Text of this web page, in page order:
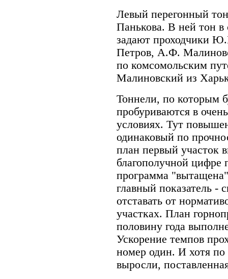
Левый перегонный
Панькова. В ней тон в
задают проходчики
Петров, А.Ф.
по комсомольским
Малиновский из
Тоннели, по которым
пробуриваются в
условиях. Тут
одинаковый по
план первый участок
благополучной цифре
программа
главный показатель -
отставать от
участках. План
половину года
Ускорение темпов
номер один. И хотя
выросли,